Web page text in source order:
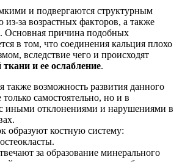
и подвергаются структурным
из-за возрастных факторов, а также
Основная причина подобных
в том, что соединения кальция плохо
вследствие чего и происходят
и ее ослабление.
также возможность развития данного
только самостоятельно, но и в
иными отклонениями и нарушениями в
образуют костную систему:
за образование минерального